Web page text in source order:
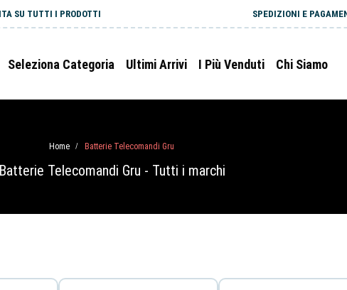
SU TUTTI I PRODOTTI SPEDIZIONI E
Seleziona Categoria Ultimi Arrivi I Più Venduti Chi Siamo
Home / Batterie Telecomandi Gru
Batterie Telecomandi Gru - Tutti i marchi